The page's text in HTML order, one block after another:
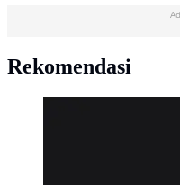
Rekomendasi